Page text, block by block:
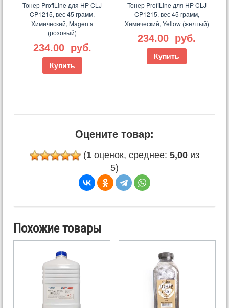
Тонер ProfiLine для HP CLJ
CP1215, вес 45 грамм,
Химический, Magenta
(розовый)
234.00 руб.
Купить
Тонер ProfiLine для HP CLJ
CP1215, вес 45 грамм,
Химический, Yellow (желтый)
234.00 руб.
Купить
Оцените товар:
(1 оценок, среднее: 5,00 из
5)
Похожие товары